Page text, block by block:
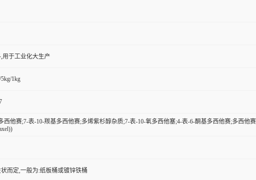
用于工业化大生产
1kg
西他赛;7-表-10-羰基多西他赛;多烯紫杉醇杂质;7-表-10-氧多西他塞;4-表-6-酮基多西他赛;多西他
而定,一般为:纸板桶或镀锌铁桶